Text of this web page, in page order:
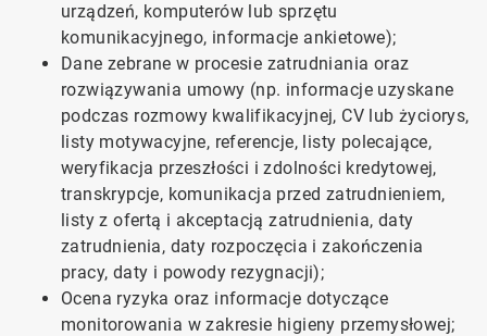
urządzeń, komputerów lub sprzętu
komunikacyjnego, informacje ankietowe);
Dane zebrane w procesie zatrudniania oraz
rozwiązywania umowy (np. informacje uzyskane
podczas rozmowy kwalifikacyjnej, CV lub życiorys,
listy motywacyjne, referencje, listy polecające,
weryfikacja przeszłości i zdolności kredytowej,
transkrypcje, komunikacja przed zatrudnieniem,
listy z ofertą i akceptacją zatrudnienia, daty
zatrudnienia, daty rozpoczęcia i zakończenia
pracy, daty i powody rezygnacji);
Ocena ryzyka oraz informacje dotyczące
monitorowania w zakresie higieny przemysłowej;